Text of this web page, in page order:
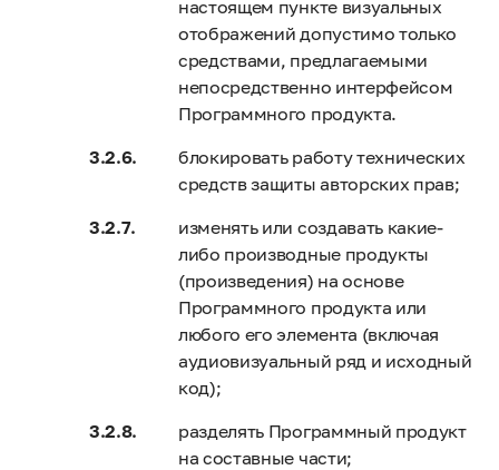
настоящем пункте визуальных
отображений допустимо только
средствами, предлагаемыми
непосредственно интерфейсом
Программного продукта.
блокировать работу технических
средств защиты авторских прав;
изменять или создавать какие-
либо производные продукты
(произведения) на основе
Программного продукта или
любого его элемента (включая
аудиовизуальный ряд и исходный
код);
разделять Программный продукт
на составные части;